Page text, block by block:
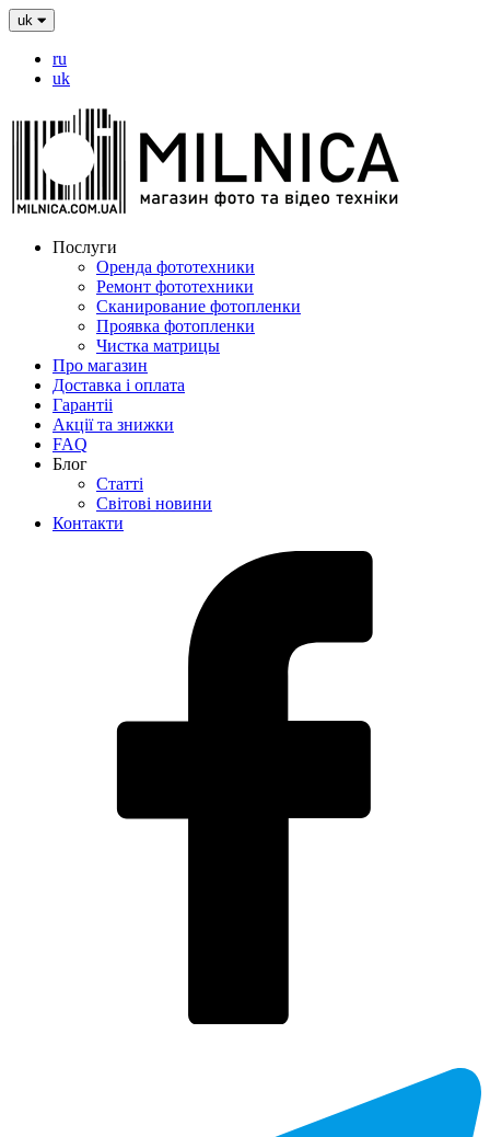
uk
ru
uk
Послуги
Оренда фототехники
Ремонт фототехники
Сканирование фотопленки
Проявка фотопленки
Чистка матрицы
Про магазин
Доставка і оплата
Гарантіі
Акції та знижки
FAQ
Блог
Статті
Світові новини
Контакти